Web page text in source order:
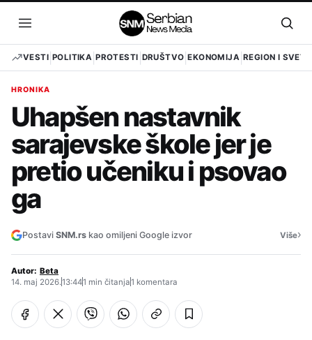
sadržaj
Otvori
meni
VESTI POLITIKA PROTESTI DRUŠTVO EKONOMIJA REGION I SVET
HRONIKA
Uhapšen nastavnik
sarajevske škole jer je
pretio učeniku i psovao
ga
Postavi SNM.rs kao omiljeni Google izvor Više›
Autor: Beta
14. maj 2026.13:441 min čitanja1 komentara